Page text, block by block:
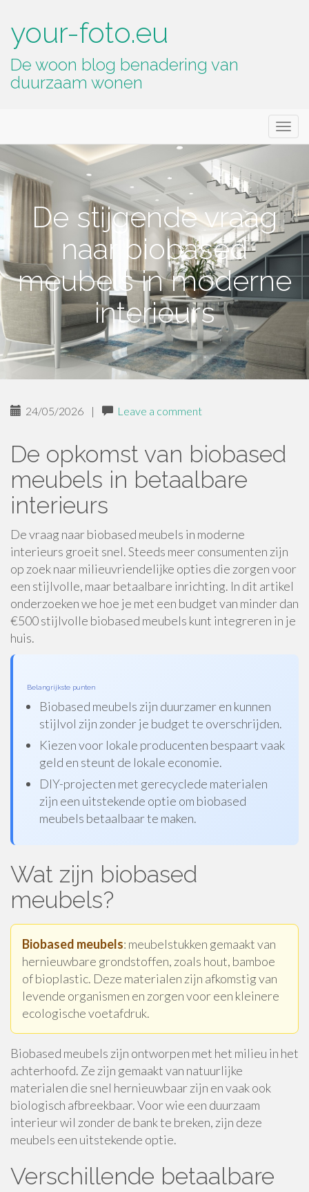
your-foto.eu
De woon blog benadering van
duurzaam wonen
Menu
content
De stijgende vraag
naar biobased
meubels in moderne
interieurs
24/05/2026 | Leave a comment
De opkomst van biobased
meubels in betaalbare
interieurs
De vraag naar biobased meubels in moderne
interieurs groeit snel. Steeds meer consumenten zijn
op zoek naar milieuvriendelijke opties die zorgen voor
een stijlvolle, maar betaalbare inrichting. In dit artikel
onderzoeken we hoe je met een budget van minder dan
€500 stijlvolle biobased meubels kunt integreren in je
huis.
Belangrijkste punten
Biobased meubels zijn duurzamer en kunnen
stijlvol zijn zonder je budget te overschrijden.
Kiezen voor lokale producenten bespaart vaak
geld en steunt de lokale economie.
DIY-projecten met gerecyclede materialen
zijn een uitstekende optie om biobased
meubels betaalbaar te maken.
Wat zijn biobased
meubels?
Biobased meubels: meubelstukken gemaakt van
hernieuwbare grondstoffen, zoals hout, bamboe
of bioplastic. Deze materialen zijn afkomstig van
levende organismen en zorgen voor een kleinere
ecologische voetafdruk.
Biobased meubels zijn ontworpen met het milieu in het
achterhoofd. Ze zijn gemaakt van natuurlijke
materialen die snel hernieuwbaar zijn en vaak ook
biologisch afbreekbaar. Voor wie een duurzaam
interieur wil zonder de bank te breken, zijn deze
meubels een uitstekende optie.
Verschillende betaalbare